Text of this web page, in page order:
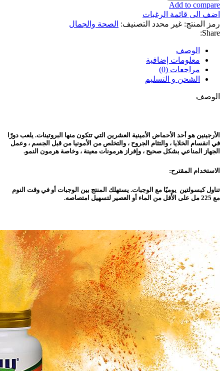
Add to compare
اضف الى قائمة الرغبات
رمز المنتج: غير محدد التصنيف: الصحة والجمال
Share:
الوصف
معلومات إضافية
مراجعات (0)
الشحن و التسليم
الوصف
الأرجينين هو أحد الأحماض الأمينية العشرين التي تتكون منها البروتينات. يلعب دورًا
في انقسام الخلايا ، والتئام الجروح ، والتخلص من الأمونيا من قبل الجسم ، وعمل
الجهاز المناعي بشكل صحيح ، وإفراز هرمونات معينة ، وخاصة هرمون النمو.
الاستخدام المقترح:
تناول كبسولتين يوميًا مع الوجبات. يستهلك المنتج بين الوجبات أو في وقت النوم
مع 225 مل على الأقل من الماء أو العصير لتسهيل امتصاصه.